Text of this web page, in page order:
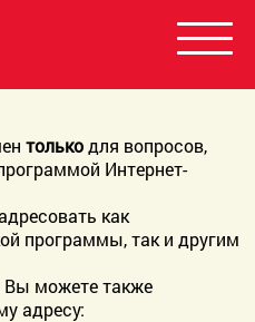
толькодля вопросов,
Интернет-
как
программы, так и другим
можете также
адресу: